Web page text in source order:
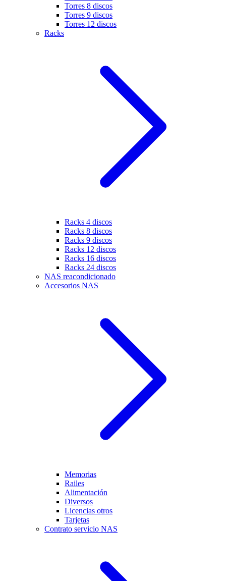
Torres 8 discos
Torres 9 discos
Torres 12 discos
Racks
Racks 4 discos
Racks 8 discos
Racks 9 discos
Racks 12 discos
Racks 16 discos
Racks 24 discos
NAS reacondicionado
Accesorios NAS
Memorias
Railes
Alimentación
Diversos
Licencias otros
Tarjetas
Contrato servicio NAS